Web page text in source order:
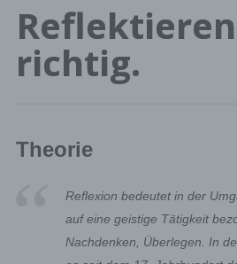
richtig.
Theorie
Reflexion bedeutet in der
auf eine geistige Tätigkeit
Nachdenken, Überlegen. In